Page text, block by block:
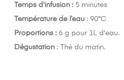
Temps d'infusion : 5 minutes
Température de l’eau : 90°C
Proportions : 6 g pour 1L d'eau.
Dégustation : Thé du matin.